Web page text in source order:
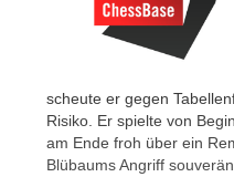
scheute er gegen
Risiko. Er spielte von
am Ende froh über ein
Blübaums Angriff